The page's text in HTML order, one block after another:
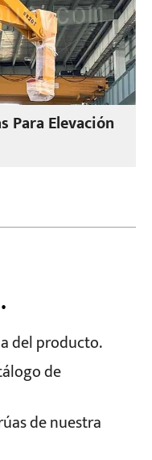
Para Elevación
del producto.
de
de nuestra